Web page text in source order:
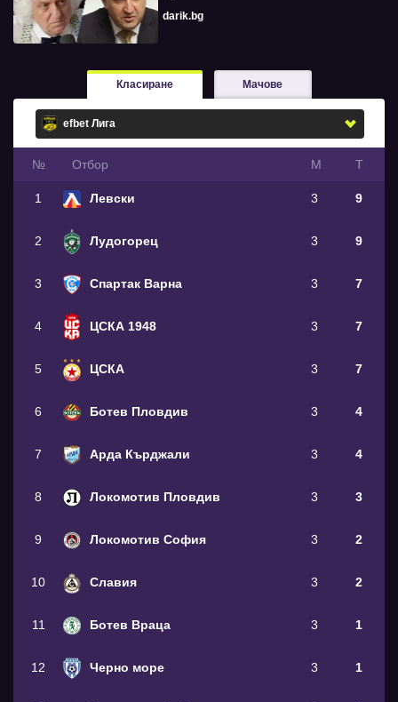
darik.bg
Класиране Мачове
№ Oтбор М Т
1 Левски 3 9
2 Лудогорец 3 9
3 Спартак Варна 3 7
4 ЦСКА 1948 3 7
5 ЦСКА 3 7
6 Ботев Пловдив 3 4
7 Арда Кърджали 3 4
8 Локомотив Пловдив 3 3
9 Локомотив София 3 2
10 Славия 3 2
11 Ботев Враца 3 1
12 Черно море 3 1